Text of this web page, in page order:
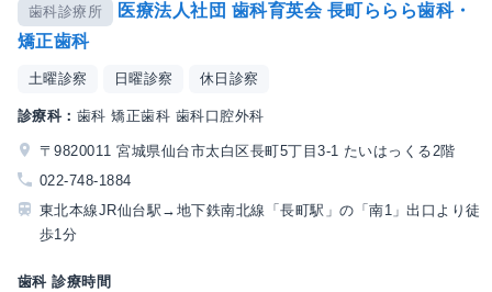
歯科診療所
医療法人社団 歯科育英会 長町ららら歯科・
矯正歯科
土曜診察 日曜診察 休日診察
診療科： 歯科 矯正歯科 歯科口腔外科
〒9820011 宮城県仙台市太白区長町5丁目3-1 たいはっくる2階
022-748-1884
東北本線JR仙台駅→地下鉄南北線「長町駅」の「南1」出口より徒
歩1分
歯科 診療時間